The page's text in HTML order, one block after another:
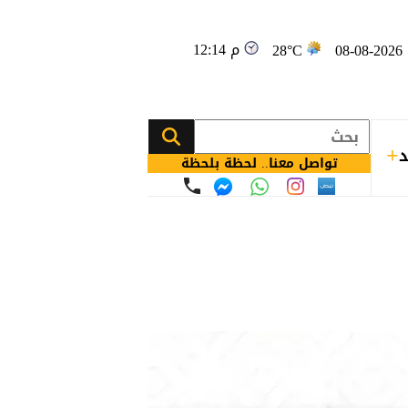
28°C 12:14 م
تواصل معنا.. لحظة بلحظة